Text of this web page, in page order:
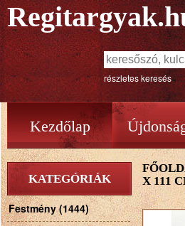
részletes keresés
Kezdőlap
KATEGÓRIÁK
Festmény (1444)
X 111